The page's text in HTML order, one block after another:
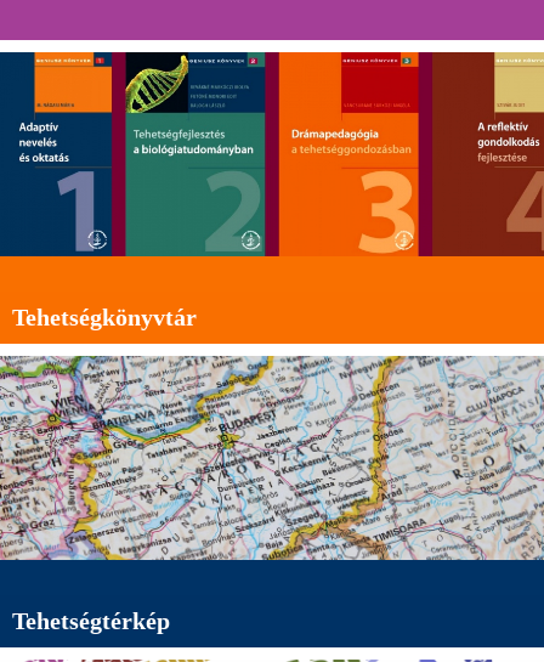
Tehetségkönyvtár
Tehetségtérkép